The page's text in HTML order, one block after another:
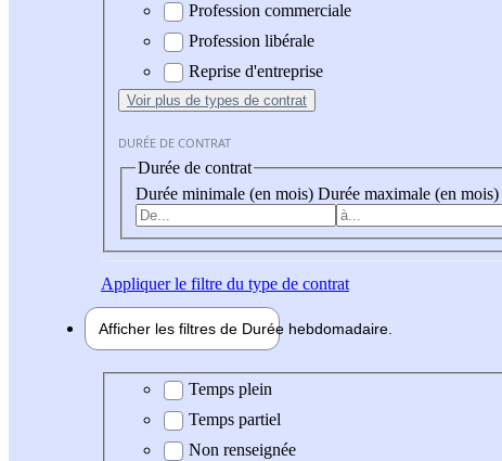
Profession commerciale
Profession libérale
Reprise d'entreprise
Voir plus de types de contrat
DURÉE DE CONTRAT
Durée de contrat
Durée minimale (en mois) Durée maximale (en mois)
Appliquerle filtre du type de contrat
Afficher les filtres de Durée hebdomadaire
Durée hebdomadaire
Temps plein
Temps partiel
Non renseignée